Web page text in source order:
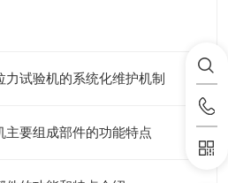
试验机的系统化维护机制
要组成部件的功能特点